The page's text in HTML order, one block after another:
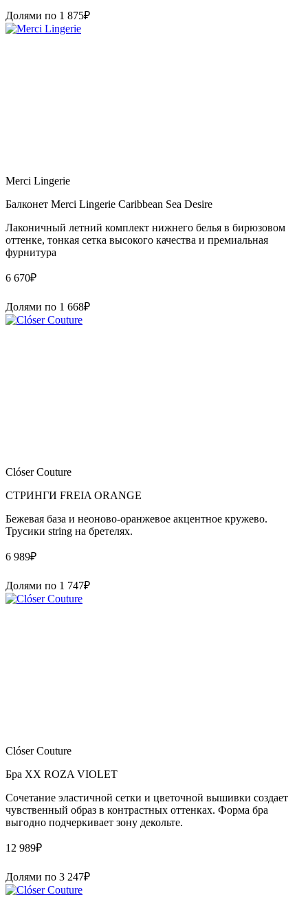
Долями по 1 875₽
Merci Lingerie
Балконет Merci Lingerie Caribbean Sea Desire
Лаконичный летний комплект нижнего белья в бирюзовом
оттенке, тонкая сетка высокого качества и премиальная
фурнитура
6 670₽
Долями по 1 668₽
Clóser Couture
СТРИНГИ FREIA ORANGE
Бежевая база и неоново-оранжевое акцентное кружево.
Трусики string на бретелях.
6 989₽
Долями по 1 747₽
Clóser Couture
Бра XX ROZA VIOLET
Сочетание эластичной сетки и цветочной вышивки создает
чувственный образ в контрастных оттенках. Форма бра
выгодно подчеркивает зону декольте.
12 989₽
Долями по 3 247₽